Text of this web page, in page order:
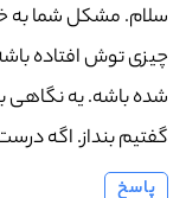
سلام. مشکل شما به
چیزی توش افتاده
شده باشه. یه
گفتیم بنداز. اگه
پاسخ